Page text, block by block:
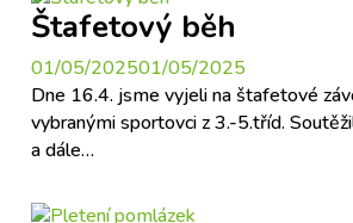
Štafetový běh
01/05/202501/05/2025
Dne 16.4. jsme vyjeli na štafetové
vybranými sportovci z 3.-5.tříd.
a dále…